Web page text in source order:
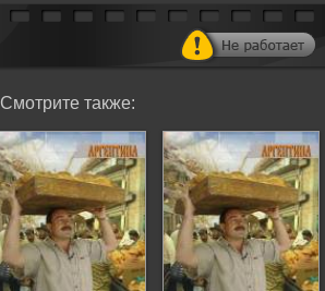
Смотрите также: